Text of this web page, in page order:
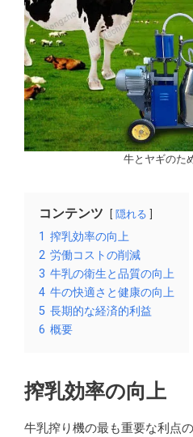
牛とヤギのた
コンテンツ 隠れる
1 搾乳効率の向上
2 労働コストの削減
3 牛乳の衛生と品質の向上
4 牛の快適さと健康の向上
5 長期的な経済的利益
6 概要
搾乳効率の向上
牛乳搾り機の最も重要な利点